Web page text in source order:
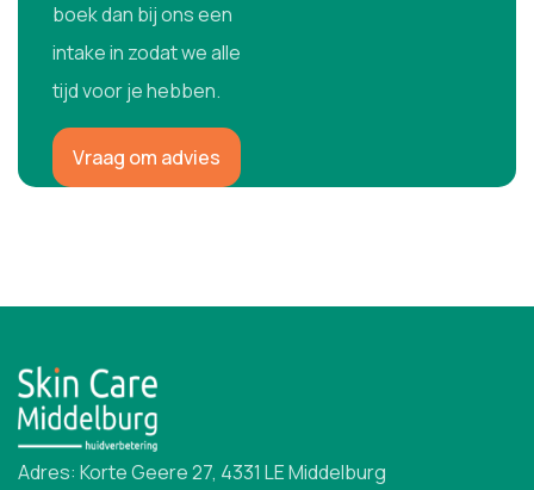
boek dan bij ons een
intake in zodat we alle
tijd voor je hebben.
Vraag om advies
Adres: Korte Geere 27, 4331 LE Middelburg